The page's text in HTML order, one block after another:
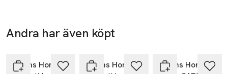
Påslakan: 150x210 cm
Örngott: 50x60 cm
kartong.
Andra har även köpt
Åhléns Home
Åhléns Home
Åhléns Home